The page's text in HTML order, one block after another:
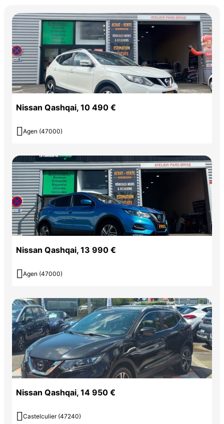
Nissan Qashqai, 10 490 €
 Agen (47000)
Nissan Qashqai, 13 990 €
 Agen (47000)
Nissan Qashqai, 14 950 €
 Castelculier (47240)